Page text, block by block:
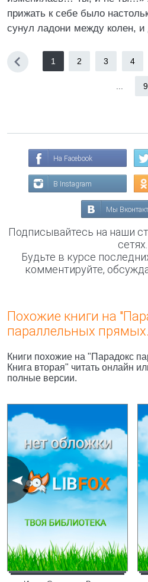
прижать к себе было
сунул ладони между колен,
1 2 3 4
9
На Facebook
В Instagram
Мы
Подписывайтесь на наши
сетях.
Будьте в курсе
комментируйте,
Похожие книги на
параллельных
Книги похожие на "Парадокс
Книга вторая" читать онлайн
полные версии.